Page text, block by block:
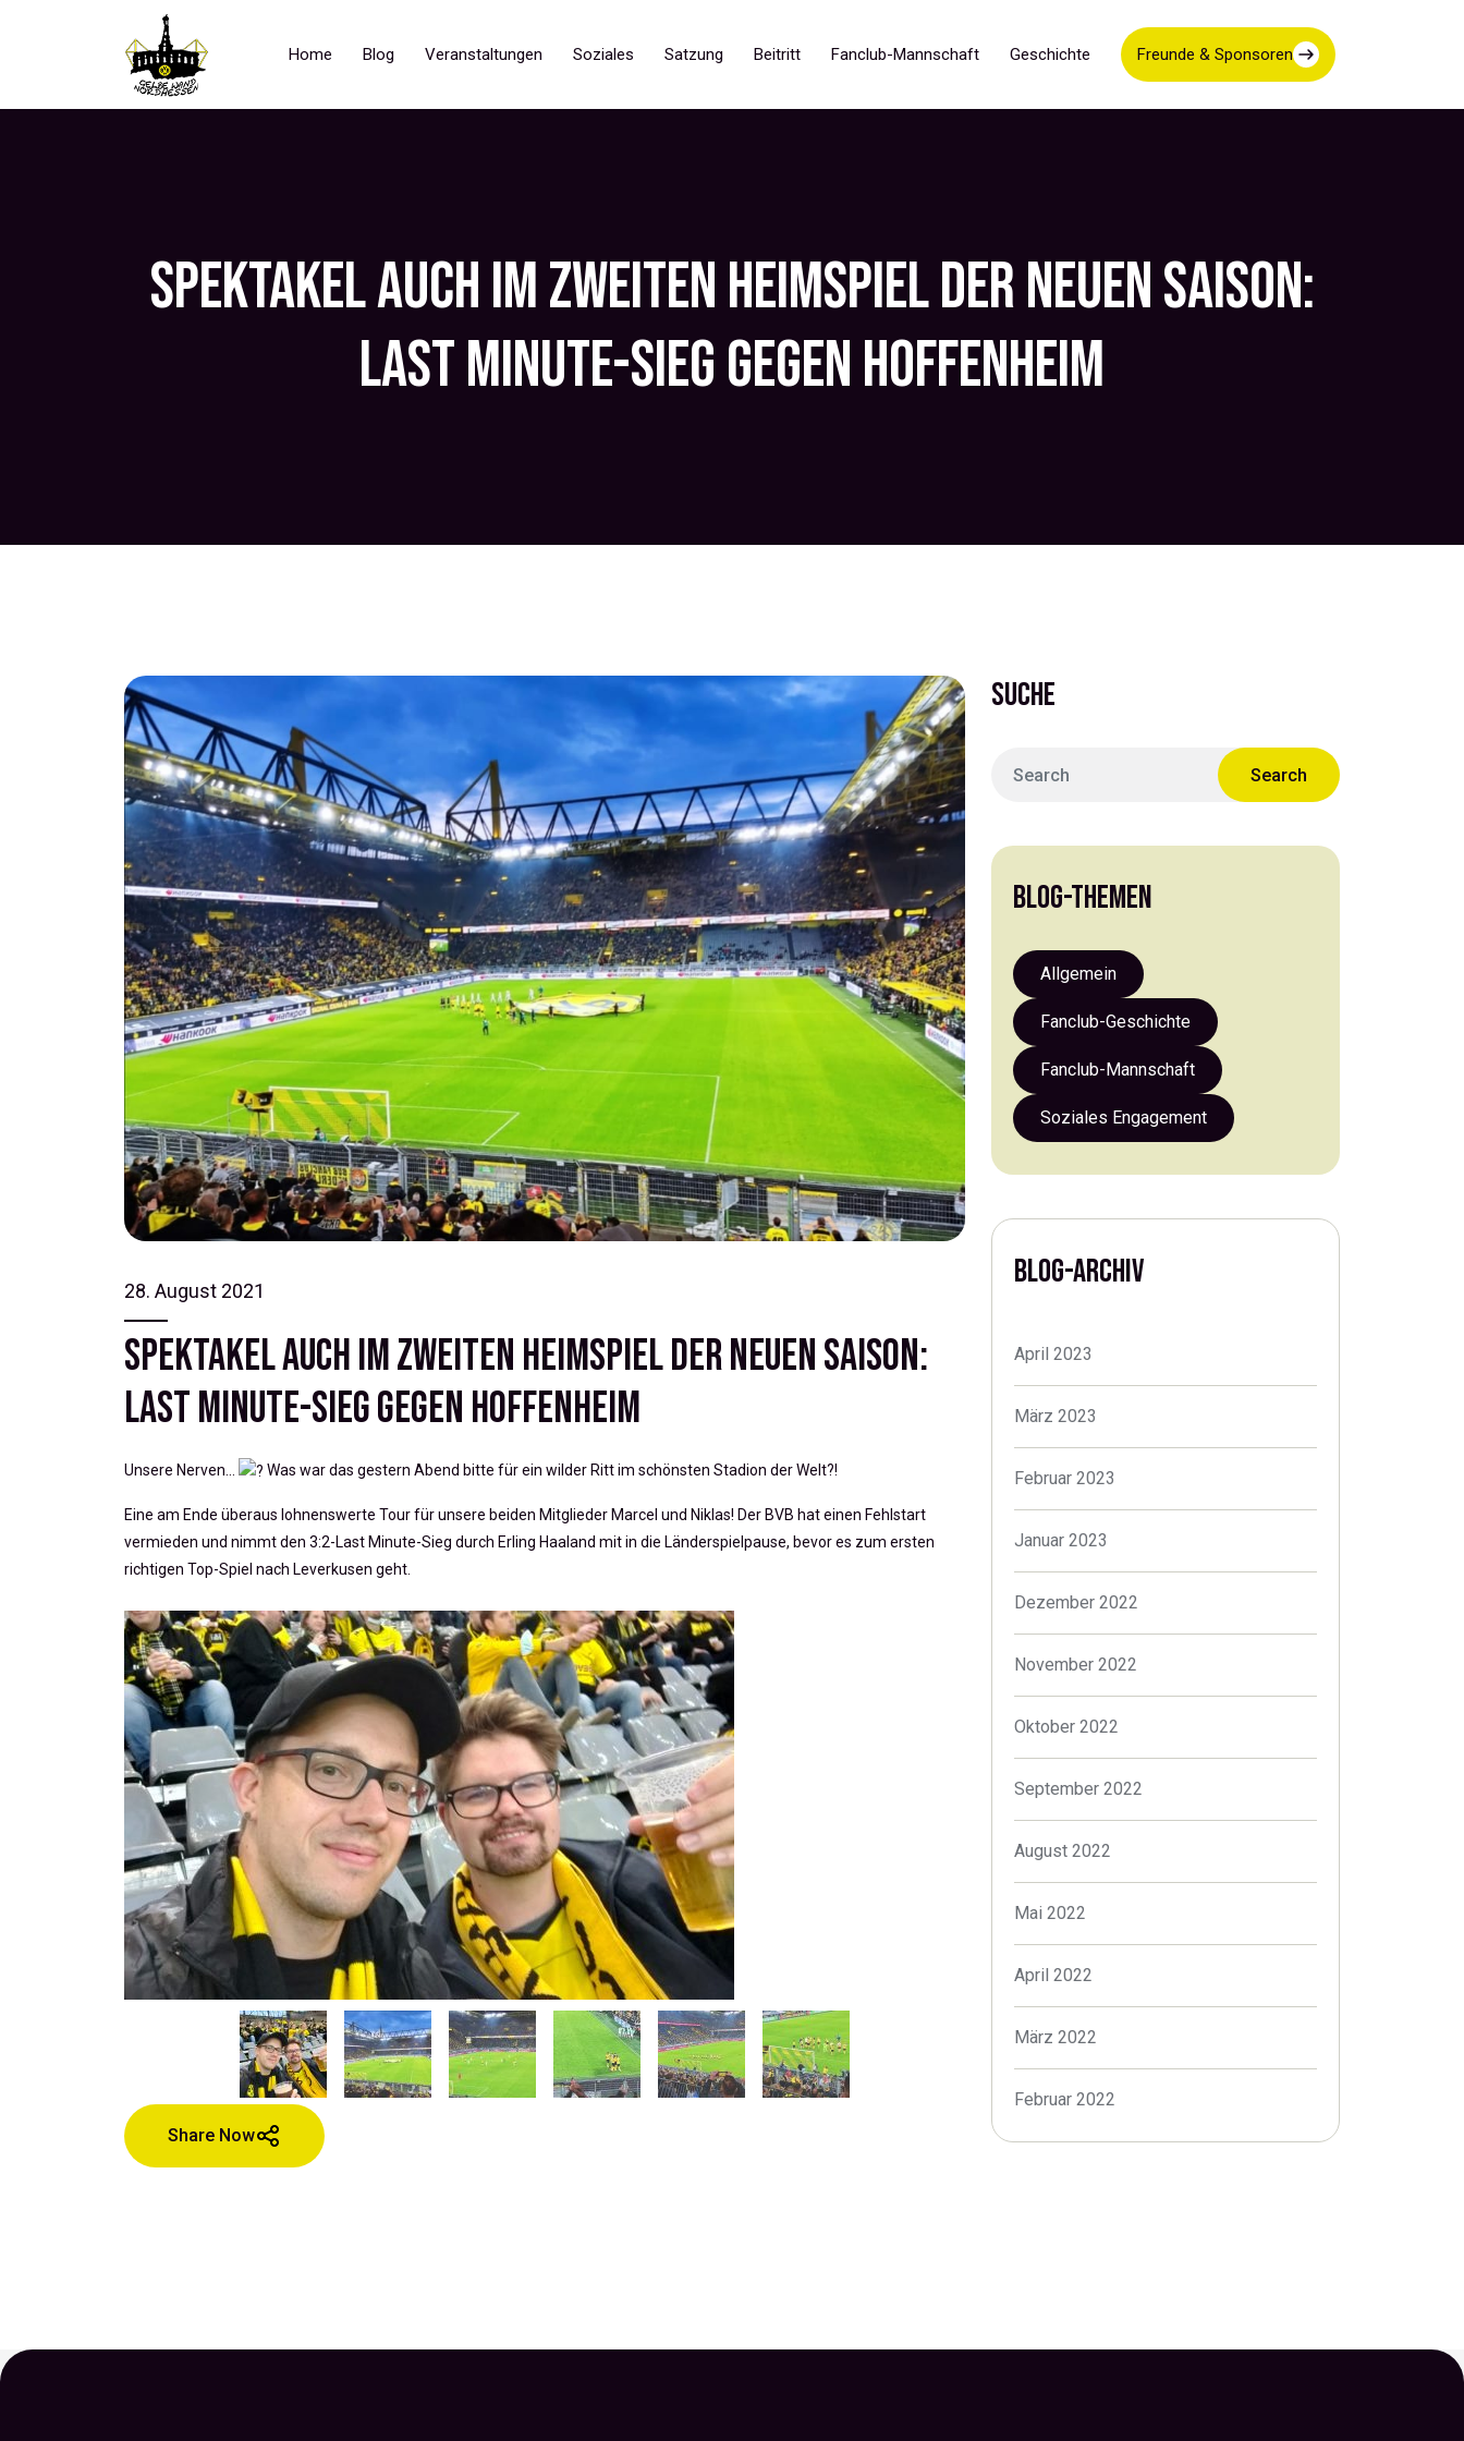
Home Blog Veranstaltungen Soziales Satzung Beitritt Fanclub-Mannschaft Geschichte Freunde & Sponsoren
SPEKTAKEL AUCH IM ZWEITEN HEIMSPIEL DER NEUEN SAISON:
LAST MINUTE-SIEG GEGEN HOFFENHEIM
28. August 2021
Spektakel auch im zweiten Heimspiel der neuen Saison:
Last Minute-Sieg gegen Hoffenheim
Unsere Nerven… Was war das gestern Abend bitte für ein wilder Ritt im schönsten Stadion der Welt?!
Eine am Ende überaus lohnenswerte Tour für unsere beiden Mitglieder Marcel und Niklas! Der BVB hat einen Fehlstart
vermieden und nimmt den 3:2-Last Minute-Sieg durch Erling Haaland mit in die Länderspielpause, bevor es zum ersten
richtigen Top-Spiel nach Leverkusen geht.
Share Now
SUCHE
BLOG-THEMEN
Allgemein
Fanclub-Geschichte
Fanclub-Mannschaft
Soziales Engagement
BLOG-ARCHIV
April 2023
März 2023
Februar 2023
Januar 2023
Dezember 2022
November 2022
Oktober 2022
September 2022
August 2022
Mai 2022
April 2022
März 2022
Februar 2022
Oktober 2021